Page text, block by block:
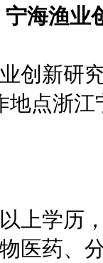
宁海渔业
新研究
地点浙江
学历，
医药、